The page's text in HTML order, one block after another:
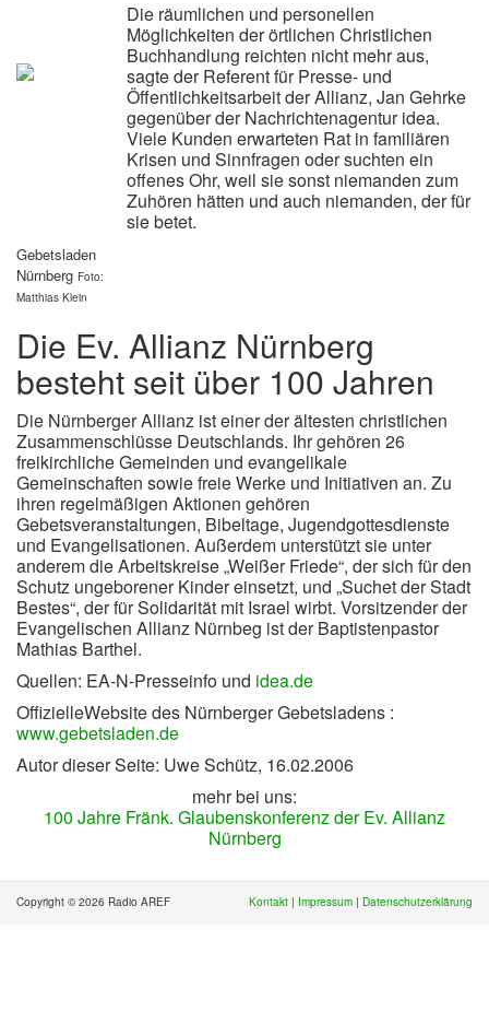
Die räumlichen und personellen
Möglichkeiten der örtlichen Christlichen
Buchhandlung reichten nicht mehr aus,
sagte der Referent für Presse- und
Öffentlichkeitsarbeit der Allianz, Jan Gehrke
gegenüber der Nachrichtenagentur idea.
Viele Kunden erwarteten Rat in familiären
Krisen und Sinnfragen oder suchten ein
offenes Ohr, weil sie sonst niemanden zum
Zuhören hätten und auch niemanden, der für
sie betet.
Gebetsladen
Nürnberg Foto:
Matthias Klein
Die Ev. Allianz Nürnberg
besteht seit über 100 Jahren
Die Nürnberger Allianz ist einer der ältesten christlichen
Zusammenschlüsse Deutschlands. Ihr gehören 26
freikirchliche Gemeinden und evangelikale
Gemeinschaften sowie freie Werke und Initiativen an. Zu
ihren regelmäßigen Aktionen gehören
Gebetsveranstaltungen, Bibeltage, Jugendgottesdienste
und Evangelisationen. Außerdem unterstützt sie unter
anderem die Arbeitskreise „Weißer Friede“, der sich für den
Schutz ungeborener Kinder einsetzt, und „Suchet der Stadt
Bestes“, der für Solidarität mit Israel wirbt. Vorsitzender der
Evangelischen Allianz Nürnbeg ist der Baptistenpastor
Mathias Barthel.
Quellen: EA-N-Presseinfo und idea.de
OffizielleWebsite des Nürnberger Gebetsladens :
www.gebetsladen.de
Autor dieser Seite: Uwe Schütz, 16.02.2006
mehr bei uns:
100 Jahre Fränk. Glaubenskonferenz der Ev. Allianz
Nürnberg
Copyright © 2026 Radio AREF Kontakt | Impressum | Datenschutzerklärung